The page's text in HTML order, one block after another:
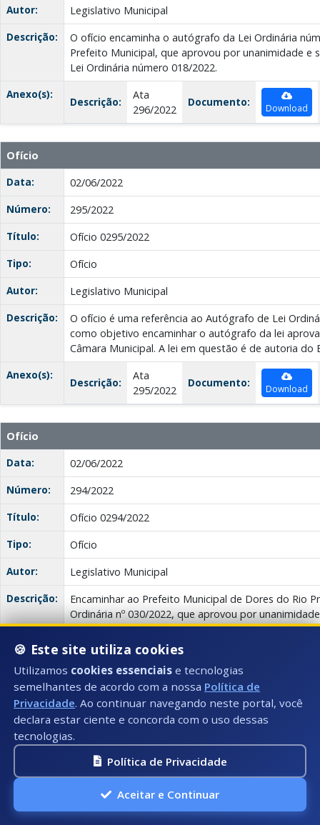
Autor:
Legislativo Municipal
Descrição:
O ofício encaminha o autógrafo da Lei Ordinária
Prefeito Municipal, que aprovou por unanimidade e
Lei Ordinária número 018/2022.
Anexo(s):
Descrição:
Ata
296/2022
Documento: Download
Ofício
Data:
02/06/2022
Número:
295/2022
Título:
Ofício 0295/2022
Tipo:
Ofício
Autor:
Legislativo Municipal
Descrição:
O ofício é uma referência ao Autógrafo de Lei
como objetivo encaminhar o autógrafo da lei
Câmara Municipal. A lei em questão é de autoria do
Anexo(s):
Descrição:
Ata
295/2022
Documento: Download
Ofício
Data:
02/06/2022
Número:
294/2022
Título:
Ofício 0294/2022
Tipo:
Ofício
Autor:
Legislativo Municipal
Descrição:
Encaminhar ao Prefeito Municipal de Dores do Rio
Ordinária nº 030/2022, que aprovou por
Projeto de Lei Ordinária nº 015/2022 de autoria do
Anexo(s):
Descrição:
Ata
294/2022
Documento:
Ofício
Data:
02/06/2022
Número:
293/2022
Ofício 293/2022
🍪 Este site utiliza cookies
Utilizamos cookies essenciais e tecnologias
semelhantes de acordo com a nossa Política de
Privacidade. Ao continuar navegando neste portal, você
declara estar ciente e concorda com o uso dessas
tecnologias.
Política de Privacidade
Aceitar e Continuar